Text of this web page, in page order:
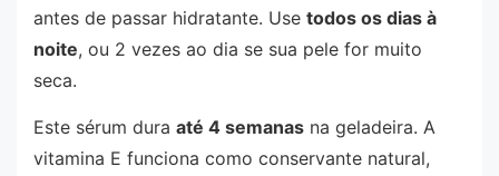
antes de passar hidratante. Use todos os dias à
noite, ou 2 vezes ao dia se sua pele for muito
seca.
Este sérum dura até 4 semanas na geladeira. A
vitamina E funciona como conservante natural,